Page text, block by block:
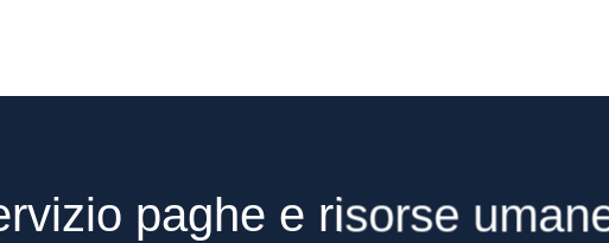
paghe e risorse